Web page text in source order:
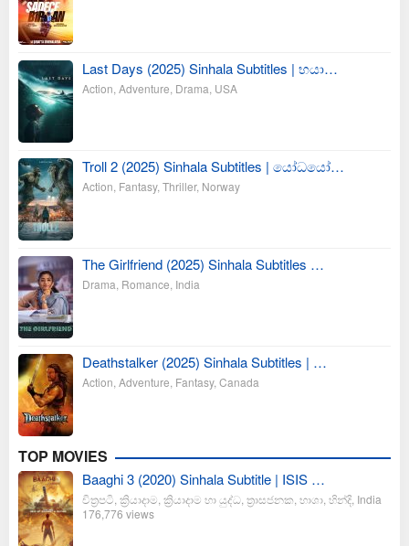
Last Days (2025) Sinhala Subtitles | භයා…
Action Adventure Drama USA
Troll 2 (2025) Sinhala Subtitles | යෝධයෝ…
Action Fantasy, Thriller, Norway
The Girlfriend (2025) Sinhala Subtitles …
Drama Romance India
Deathstalker (2025) Sinhala Subtitles | …
Action Adventure Fantasy, Canada
TOP MOVIES
Baaghi 3 (2020) Sinhala Subtitle | ISIS …
චිත්‍රපටි ක්‍රියාදාම ක්‍රියාදාම හා යුද්ධ ත්‍රාසජනක භාශා හින්දි India
176,776 views